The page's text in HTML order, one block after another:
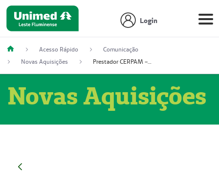
Login
Acesso Rápido
Comunicação
Novas Aquisições
Prestador CERPAM – Centro de Reabilitação S/S Ltda-ME (52004274-8)
Novas Aquisições